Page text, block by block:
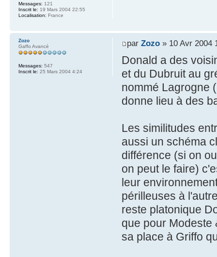
Messages: 121
Inscrit le: 19 Mars 2004 22:55
Localisation: France
par Zozo» 10 Avr 2004
Donald a des
et du Dubruit au
nommé Lagrogne
donne lieu à des
Les similitudes
aussi un schéma
différence (si on
on peut le faire)
leur
périlleuses à
reste platonique
que pour Modeste
sa place à Griffo
Zozo
Gaffo Avancé
Messages: 547
Inscrit le: 25 Mars 2004 4:24